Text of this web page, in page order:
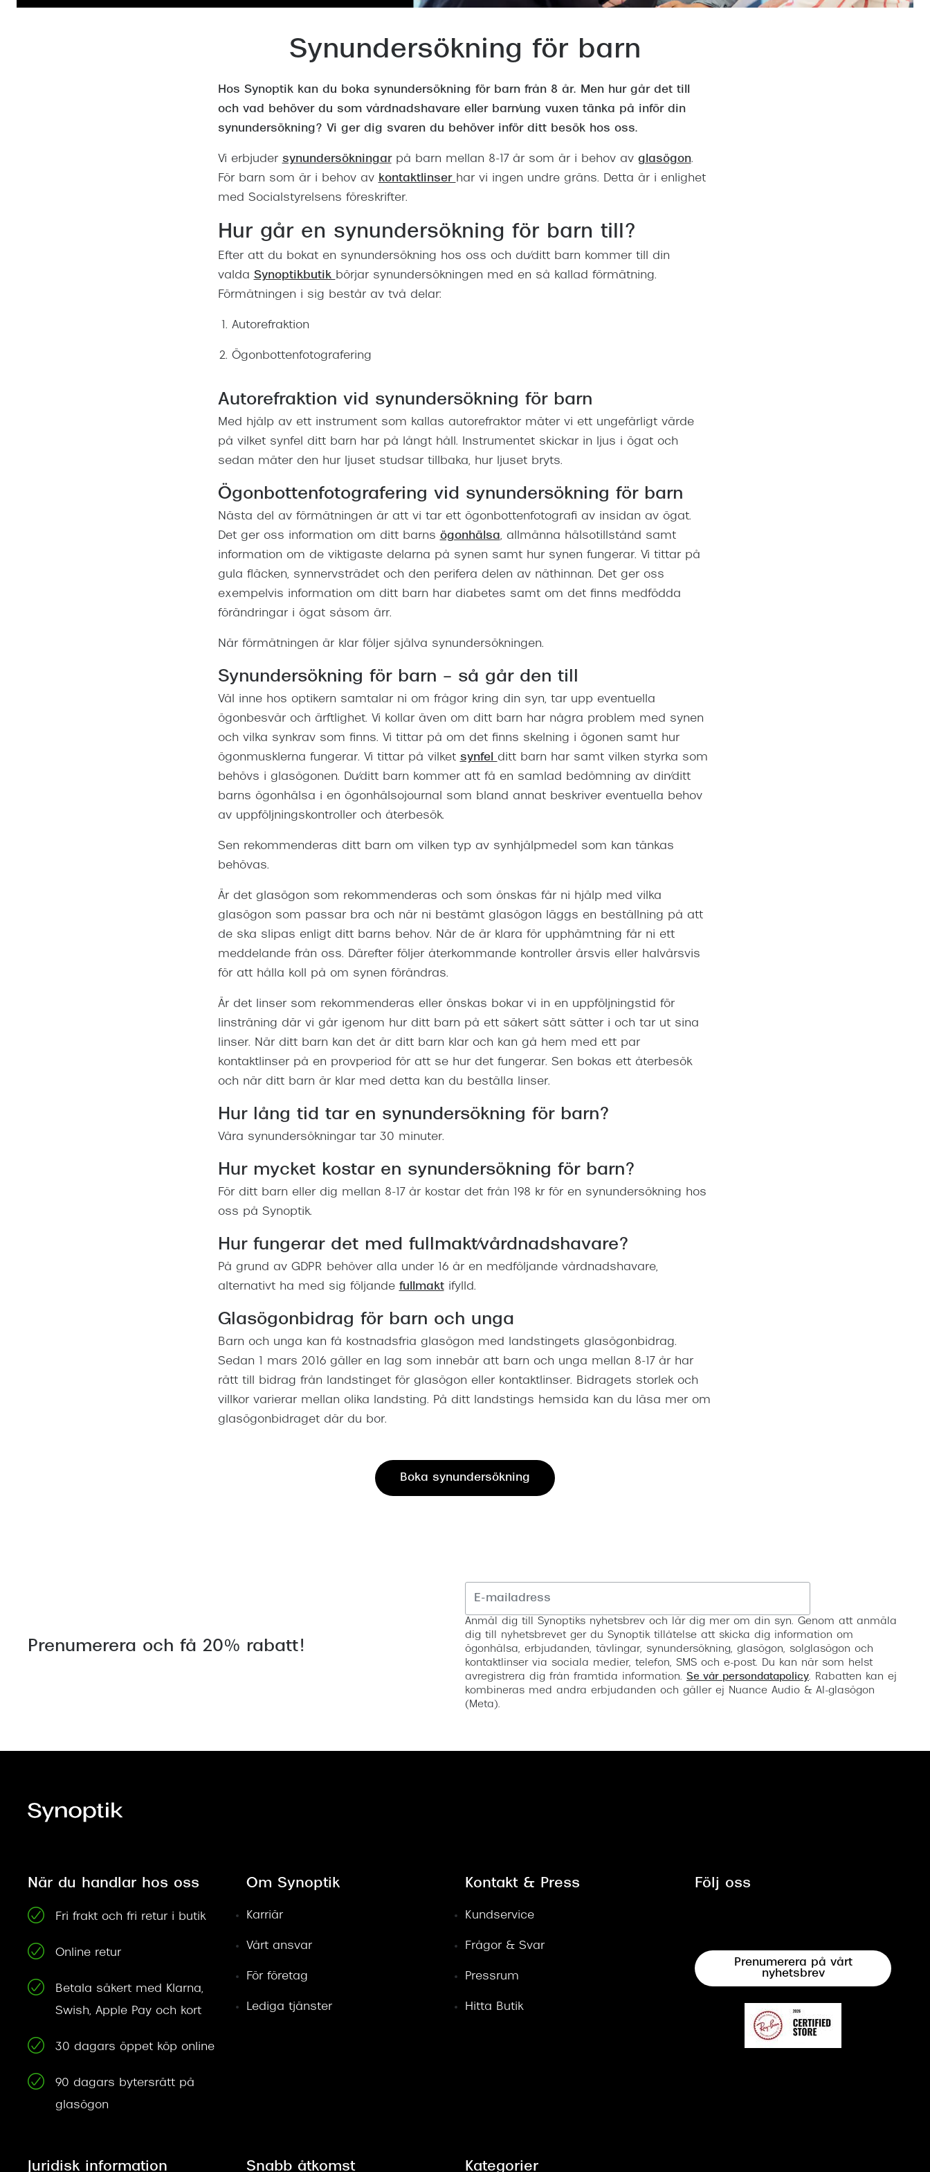
Mitt Synoptik
Progressiva glasögon
Dygnet-runt-linserSynundersökning för barn
Hos Synoptik kan du boka synundersökning för barn från 8 år. Men hur går det till
och vad behöver du som vårdnadshavare eller barn/ung vuxen tänka på inför din
synundersökning? Vi ger dig svaren du behöver inför ditt besök hos oss.
Vi erbjuder synundersökningarpå barn mellan 8-17 år som är i behov av glasögon.
För barn som är i behov av kontaktlinser har vi ingen undre gräns. Detta är i enlighet
med Socialstyrelsens föreskrifter.
Hur går en synundersökning för barn till?
Efter att du bokat en synundersökning hos oss och du/ditt barn kommer till din
valda Synoptikbutik börjar synundersökningen med en så kallad förmätning.
Förmätningen i sig består av två delar:
Autorefraktion
Ögonbottenfotografering
Autorefraktion vid synundersökning för barn
Med hjälp av ett instrument som kallas autorefraktor mäter vi ett ungefärligt värde
på vilket synfel ditt barn har på långt håll. Instrumentet skickar in ljus i ögat och
sedan mäter den hur ljuset studsar tillbaka, hur ljuset bryts.
Ögonbottenfotografering vid synundersökning för barn
Nästa del av förmätningen är att vi tar ett ögonbottenfotografi av insidan av ögat.
Det ger oss information om ditt barns ögonhälsa, allmänna hälsotillstånd samt
information om de viktigaste delarna på synen samt hur synen fungerar. Vi tittar på
gula fläcken, synnervsträdet och den perifera delen av näthinnan. Det ger oss
exempelvis information om ditt barn har diabetes samt om det finns medfödda
förändringar i ögat såsom ärr.
När förmätningen är klar följer själva synundersökningen.
Synundersökning för barn – så går den till
Väl inne hos optikern samtalar ni om frågor kring din syn, tar upp eventuella
ögonbesvär och ärftlighet. Vi kollar även om ditt barn har några problem med synen
och vilka synkrav som finns. Vi tittar på om det finns skelning i ögonen samt hur
ögonmusklerna fungerar. Vi tittar på vilket synfel ditt barn har samt vilken styrka som
behövs i glasögonen. Du/ditt barn kommer att få en samlad bedömning av din/ditt
barns ögonhälsa i en ögonhälsojournal som bland annat beskriver eventuella behov
av uppföljningskontroller och återbesök.
Sen rekommenderas ditt barn om vilken typ av synhjälpmedel som kan tänkas
behövas.
Är det glasögon som rekommenderas och som önskas får ni hjälp med vilka
glasögon som passar bra och när ni bestämt glasögon läggs en beställning på att
de ska slipas enligt ditt barns behov. När de är klara för upphämtning får ni ett
meddelande från oss. Därefter följer återkommande kontroller årsvis eller halvårsvis
för att hålla koll på om synen förändras.
Är det linser som rekommenderas eller önskas bokar vi in en uppföljningstid för
linsträning där vi går igenom hur ditt barn på ett säkert sätt sätter i och tar ut sina
linser. När ditt barn kan det är ditt barn klar och kan gå hem med ett par
kontaktlinser på en provperiod för att se hur det fungerar. Sen bokas ett återbesök
och när ditt barn är klar med detta kan du beställa linser.
Hur lång tid tar en synundersökning för barn?
Våra synundersökningar tar 30 minuter.
Hur mycket kostar en synundersökning för barn?
För ditt barn eller dig mellan 8-17 år kostar det från 198 kr för en synundersökning hos
oss på Synoptik.
Hur fungerar det med fullmakt/vårdnadshavare?
På grund av GDPR behöver alla under 16 år en medföljande vårdnadshavare,
alternativt ha med sig följande fullmaktifylld.
Glasögonbidrag för barn och unga
Barn och unga kan få kostnadsfria glasögon med landstingets glasögonbidrag.
Sedan 1 mars 2016 gäller en lag som innebär att barn och unga mellan 8-17 år har
rätt till bidrag från landstinget för glasögon eller kontaktlinser. Bidragets storlek och
villkor varierar mellan olika landsting. På ditt landstings hemsida kan du läsa mer om
glasögonbidraget där du bor.
Boka synundersökning
Prenumerera och få 20% rabatt!
Anmäl dig till Synoptiks nyhetsbrev och lär dig mer om din syn. Genom att anmäla
dig till nyhetsbrevet ger du Synoptik tillåtelse att skicka dig information om
ögonhälsa, erbjudanden, tävlingar, synundersökning, glasögon, solglasögon och
kontaktlinser via sociala medier, telefon, SMS och e-post. Du kan när som helst
avregistrera dig från framtida information. Se vår persondatapolicy. Rabatten kan ej
kombineras med andra erbjudanden och gäller ej Nuance Audio & AI-glasögon
(Meta).
När du handlar hos oss
Fri frakt och fri retur i butik
Online retur
Betala säkert med Klarna,
Swish, Apple Pay och kort
30 dagars öppet köp online
90 dagars bytersrätt på
glasögon
Om Synoptik
Karriär
Vårt ansvar
För företag
Lediga tjänster
Kontakt & Press
Kundservice
Frågor & Svar
Pressrum
Hitta Butik
Juridisk information Snabb åtkomst Kategorier
Följ oss
Prenumerera på vårt
nyhetsbrev